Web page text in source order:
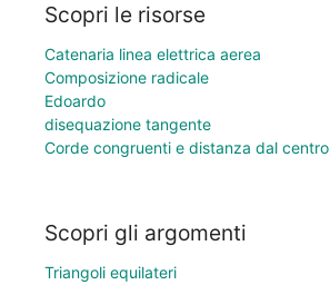
Scopri le risorse
Catenaria linea elettrica aerea
Composizione radicale
Edoardo
disequazione tangente
Corde congruenti e distanza dal centro
Scopri gli argomenti
Triangoli equilateri